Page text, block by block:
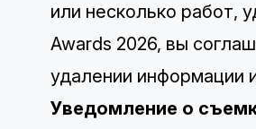
или несколько работ,
Awards 2026, вы
удалении информации
Уведомление о